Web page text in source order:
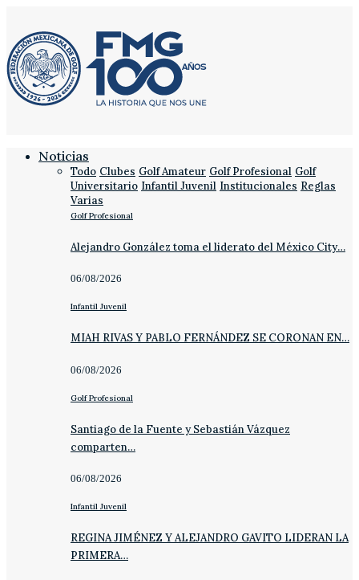
Noticias
Todo Clubes Golf Amateur Golf Profesional Golf
Universitario Infantil Juvenil Institucionales Reglas
Varias
Golf Profesional
Alejandro González toma el liderato del México City…
06/08/2026
Infantil Juvenil
MIAH RIVAS Y PABLO FERNÁNDEZ SE CORONAN EN…
06/08/2026
Golf Profesional
Santiago de la Fuente y Sebastián Vázquez
comparten…
06/08/2026
Infantil Juvenil
REGINA JIMÉNEZ Y ALEJANDRO GAVITO LIDERAN LA
PRIMERA…